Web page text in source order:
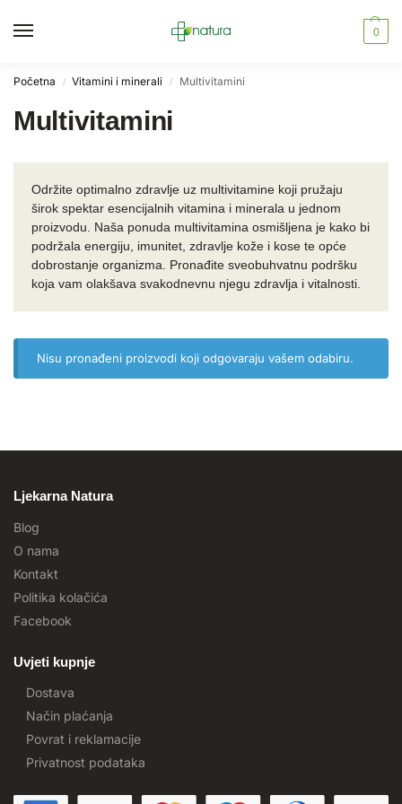
0
Početna / Vitamini i minerali / Multivitamini
Multivitamini
Održite optimalno zdravlje uz multivitamine koji pružaju
širok spektar esencijalnih vitamina i minerala u jednom
proizvodu. Naša ponuda multivitamina osmišljena je kako bi
podržala energiju, imunitet, zdravlje kože i kose te opće
dobrostanje organizma. Pronađite sveobuhvatnu podršku
koja vam olakšava svakodnevnu njegu zdravlja i vitalnosti.
Nisu pronađeni proizvodi koji odgovaraju vašem odabiru.
Ljekarna Natura
Blog
O nama
Kontakt
Politika kolačića
Facebook
Uvjeti kupnje
Dostava
Način plaćanja
Povrat i reklamacije
Privatnost podataka